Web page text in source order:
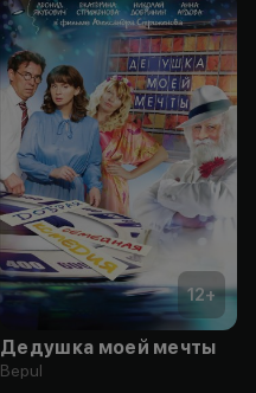
12+
Дедушка моей мечты
Bepul